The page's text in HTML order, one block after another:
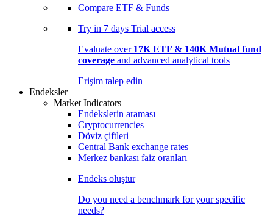
Compare ETF & Funds
Try in 7 days Trial access
Evaluate over 17K ETF & 140K Mutual fund
coverage and advanced analytical tools
Erişim talep edin
Endeksler
Market Indicators
Endekslerin araması
Cryptocurrencies
Döviz çiftleri
Central Bank exchange rates
Merkez bankası faiz oranları
Endeks oluştur
Do you need a benchmark for your specific
needs?